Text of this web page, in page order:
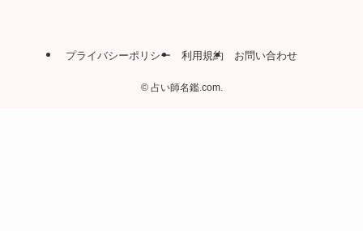
プライバシーポリシー 利用規約 お問い合わせ
©占い師名鑑.com.